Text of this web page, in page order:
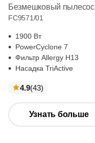
Безмешковый пылесос
FC9571/01
1900 Вт
PowerCyclone 7
Фильтр Allergy H13
Насадка TriActive
4.9(43отзывы
)
Узнать больше